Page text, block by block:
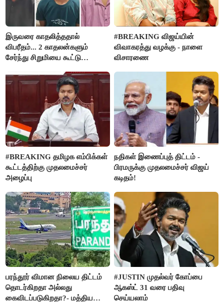
இருவரை காதலித்ததால்
விபரீதம்... 2 காதலன்களும்
சேர்ந்து சிறுமியை கூட்டு
செய்த கொடூரம்
#BREAKING விஜய்யின்
விவாகரத்து வழக்கு - நாளை
விசாரணை
#BREAKING தமிழக எம்பிக்கள்
கூட்டத்திற்கு முதலமைச்சர்
அழைப்பு
நதிகள் இணைப்புத் திட்டம் -
பிரமருக்கு முதலமைச்சர் விஜய்
கடிதம்!
பரந்தூர் விமான நிலைய திட்டம்
தொடர்கிறதா அல்லது
கைவிடப்படுகிறதா?- மத்திய
#JUSTIN முதல்வர் கோப்பை
ஆகஸ்ட் 31 வரை பதிவு
செய்யலாம்